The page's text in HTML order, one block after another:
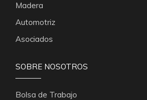
Madera
Automotriz
Asociados
SOBRE NOSOTROS
Bolsa de Trabajo